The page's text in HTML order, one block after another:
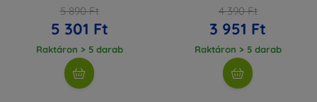
5 890 Ft
5 301 Ft
Raktáron > 5 darab
4 390 Ft
3 951 Ft
Raktáron > 5 darab